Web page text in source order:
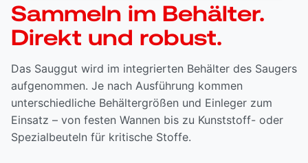
Sammeln im Behälter.
Direkt und robust.
Das Sauggut wird im integrierten Behälter des Saugers
aufgenommen. Je nach Ausführung kommen
unterschiedliche Behältergrößen und Einleger zum
Einsatz – von festen Wannen bis zu Kunststoff- oder
Spezialbeuteln für kritische Stoffe.